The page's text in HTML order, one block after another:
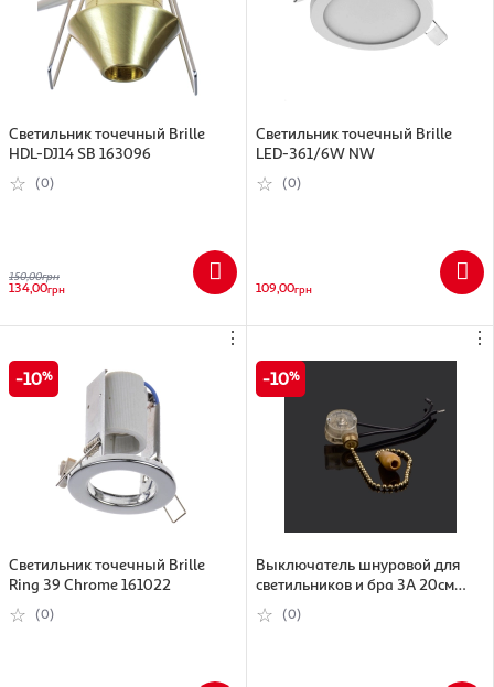
Светильник точечный Brille
HDL-DJ14 SB 163096
(0)
150,00грн
134,00грн
Светильник точечный Brille
LED-361/6W NW
(0)
109,00грн
⋮
10
Светильник точечный Brille
Ring 39 Chrome 161022
(0)
⋮
10
Выключатель шнуровой для
светильников и бра 3А 20см
SP20см SP-2B
(0)